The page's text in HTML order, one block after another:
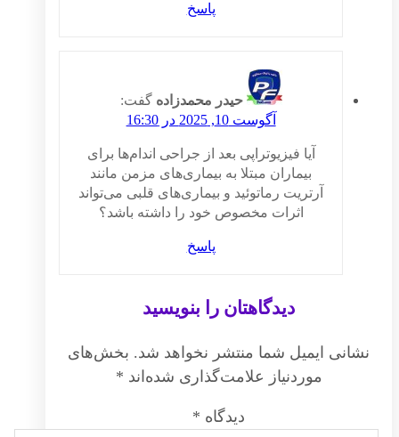
پاسخ
حیدر محمدزادهگفت:
آگوست 10, 2025 در 16:30
آیا فیزیوتراپی بعد از جراحی اندام‌ها برای
بیماران مبتلا به بیماری‌های مزمن مانند
آرتریت رماتوئید و بیماری‌های قلبی می‌تواند
اثرات مخصوص خود را داشته باشد؟
پاسخ
دیدگاهتان را بنویسید
نشانی ایمیل شما منتشر نخواهد شد. بخش‌های
موردنیاز علامت‌گذاری شده‌اند *
دیدگاه *